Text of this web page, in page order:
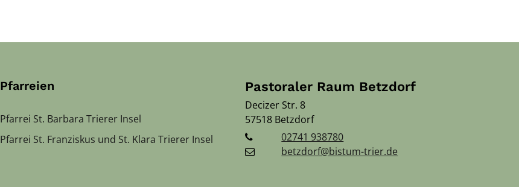
Pfarreien
Pfarrei St. Barbara Trierer Insel
Pfarrei St. Franziskus und St. Klara Trierer Insel
Pastoraler Raum Betzdorf
Decizer Str. 8
57518 Betzdorf
02741 938780
betzdorf@bistum-trier.de